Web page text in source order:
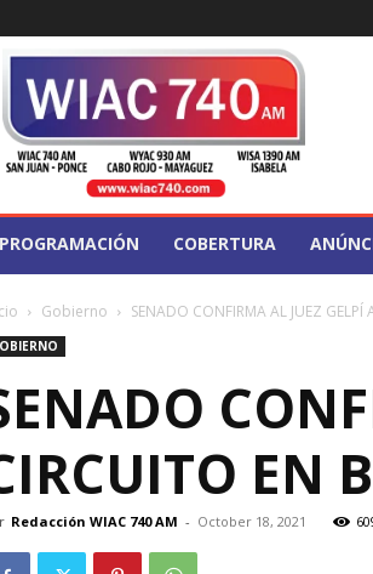
PROGRAMACIÓN COBERTURA
Gobierno SENADO CONFIRMA AL JUEZ GELPÍ
EN
Redacción WIAC 740 AM - October 18, 2021